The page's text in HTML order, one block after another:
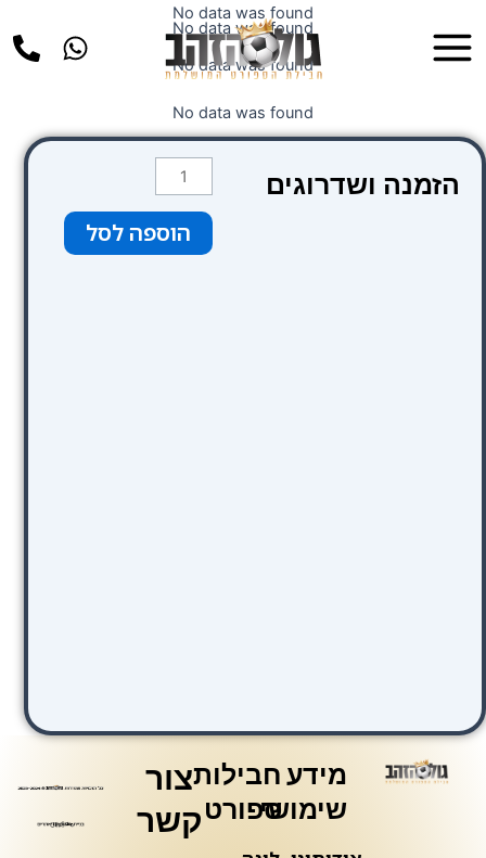
לתוכן
Menu
No data was found
No data was found
No data was found
No data was found
הזמנה ושדרוגים
כמות
של
Thistle
Piccadilly
הוספה לסל
מידע
שימושי
חבילות
ספורט
צור
קשר